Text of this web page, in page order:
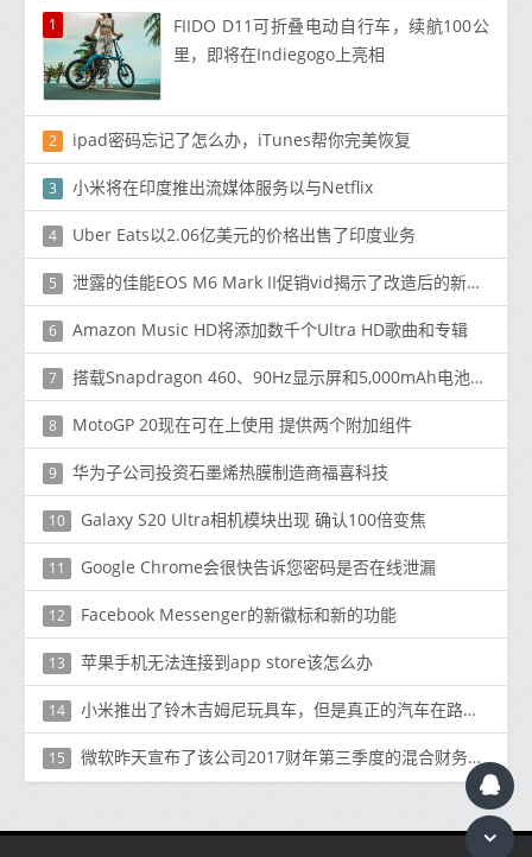
1
FIIDO D11可折叠电动自行车，续航100公
里，即将在Indiegogo上亮相
2 ipad密码忘记了怎么办，iTunes帮你完美恢复
3 小米将在印度推出流媒体服务以与Netflix
4 Uber Eats以2.06亿美元的价格出售了印度业务
5 泄露的佳能EOS M6 Mark II促销vid揭示了改造后的新型无反光镜
6 Amazon Music HD将添加数千个Ultra HD歌曲和专辑
7 搭载Snapdragon 460、90Hz显示屏和5,000mAh电池的OPPO A53正式发售。12,990
8 MotoGP 20现在可在上使用 提供两个附加组件
9 华为子公司投资石墨烯热膜制造商福喜科技
10 Galaxy S20 Ultra相机模块出现 确认100倍变焦
11 Google Chrome会很快告诉您密码是否在线泄漏
12 Facebook Messenger的新徽标和新的功能
13 苹果手机无法连接到app store该怎么办
14 小米推出了铃木吉姆尼玩具车，但是真正的汽车在路上吗？
15 微软昨天宣布了该公司2017财年第三季度的混合财务业绩